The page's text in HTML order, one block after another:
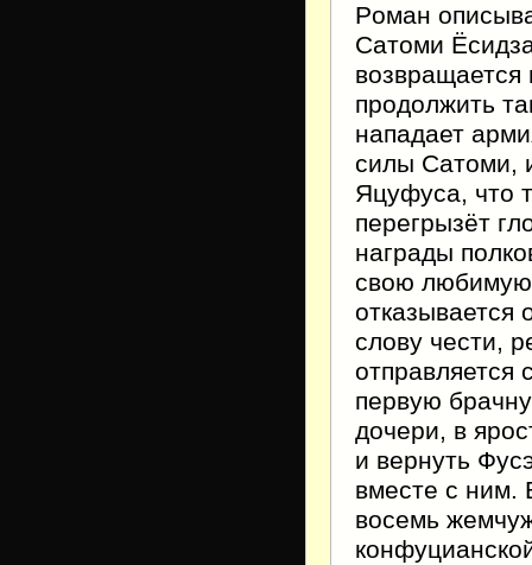
Poман
Сатоми
продолжить
нападает
силы Сатоми,
Яцуфуса, что
перегрызёт
награды
свою любимую
отказывается
слову чести,
отправляется
первую
дочери, в
и вернуть
вместе с ним.
восемь